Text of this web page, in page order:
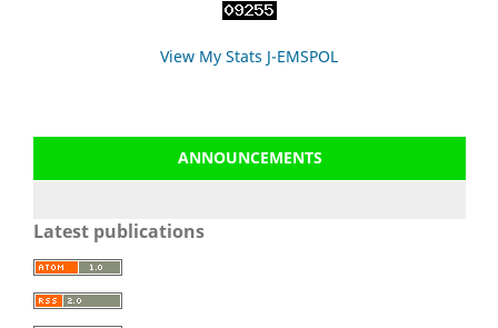
View My Stats J-EMSPOL
ANNOUNCEMENTS
Latest publications